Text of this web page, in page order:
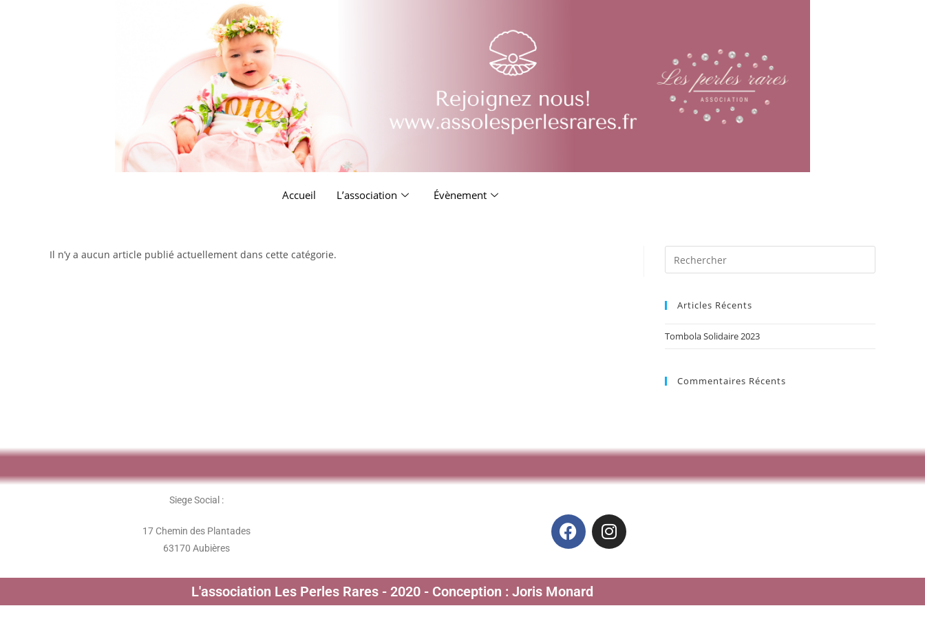
Accueil L’association Évènement
Il n’y a aucun article publié actuellement dans cette catégorie.
Articles Récents
Tombola Solidaire 2023
Commentaires Récents
Siege Social :
17 Chemin des Plantades
63170 Aubières
L'association Les Perles Rares - 2020 - Conception : Joris Monard